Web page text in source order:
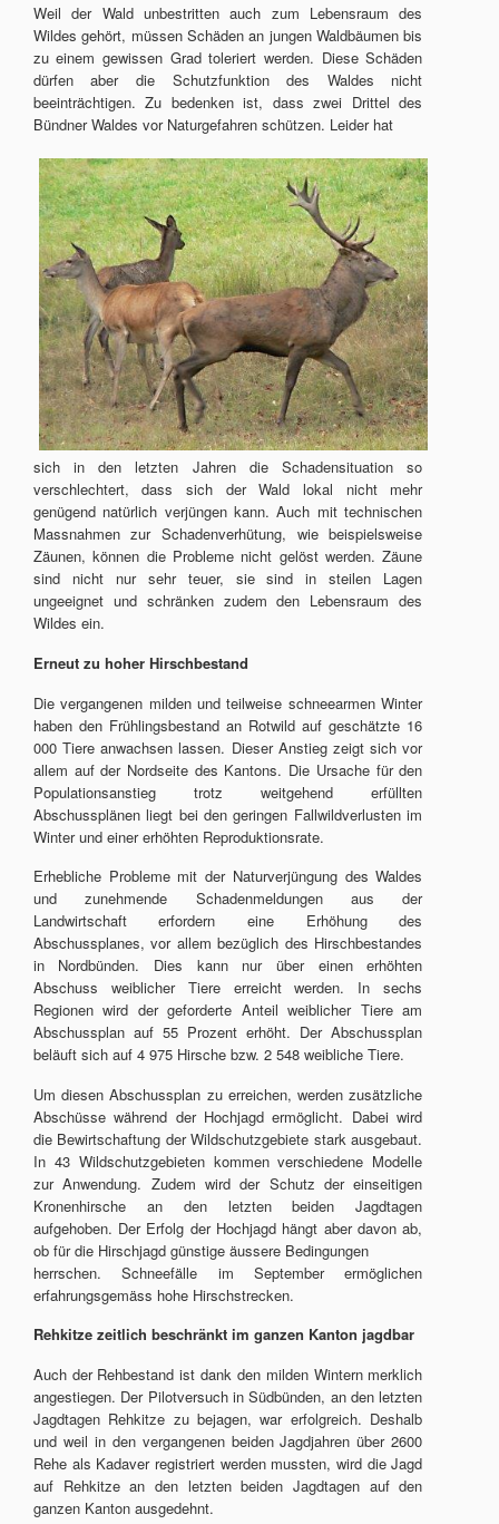
Weil der Wald unbestritten auch zum Lebensraum des
Wildes gehört, müssen Schäden an jungen Waldbäumen bis
zu einem gewissen Grad toleriert werden. Diese Schäden
dürfen aber die Schutzfunktion des Waldes nicht
beeinträchtigen. Zu bedenken ist, dass zwei Drittel des
Bündner Waldes vor Naturgefahren schützen. Leider hat
sich in den letzten Jahren die Schadensituation so
verschlechtert, dass sich der Wald lokal nicht mehr
genügend natürlich verjüngen kann. Auch mit technischen
Massnahmen zur Schadenverhütung, wie beispielsweise
Zäunen, können die Probleme nicht gelöst werden. Zäune
sind nicht nur sehr teuer, sie sind in steilen Lagen
ungeeignet und schränken zudem den Lebensraum des
Wildes ein.
Erneut zu hoher Hirschbestand
Die vergangenen milden und teilweise schneearmen Winter
haben den Frühlingsbestand an Rotwild auf geschätzte 16
000 Tiere anwachsen lassen. Dieser Anstieg zeigt sich vor
allem auf der Nordseite des Kantons. Die Ursache für den
Populationsanstieg trotz weitgehend erfüllten
Abschussplänen liegt bei den geringen Fallwildverlusten im
Winter und einer erhöhten Reproduktionsrate.
Erhebliche Probleme mit der Naturverjüngung des Waldes
und zunehmende Schadenmeldungen aus der
Landwirtschaft erfordern eine Erhöhung des
Abschussplanes, vor allem bezüglich des Hirschbestandes
in Nordbünden. Dies kann nur über einen erhöhten
Abschuss weiblicher Tiere erreicht werden. In sechs
Regionen wird der geforderte Anteil weiblicher Tiere am
Abschussplan auf 55 Prozent erhöht. Der Abschussplan
beläuft sich auf 4 975 Hirsche bzw. 2 548 weibliche Tiere.
Um diesen Abschussplan zu erreichen, werden zusätzliche
Abschüsse während der Hochjagd ermöglicht. Dabei wird
die Bewirtschaftung der Wildschutzgebiete stark ausgebaut.
In 43 Wildschutzgebieten kommen verschiedene Modelle
zur Anwendung. Zudem wird der Schutz der einseitigen
Kronenhirsche an den letzten beiden Jagdtagen
aufgehoben. Der Erfolg der Hochjagd hängt aber davon ab,
ob für die Hirschjagd günstige äussere Bedingungen
herrschen. Schneefälle im September ermöglichen
erfahrungsgemäss hohe Hirschstrecken.
Rehkitze zeitlich beschränkt im ganzen Kanton jagdbar
Auch der Rehbestand ist dank den milden Wintern merklich
angestiegen. Der Pilotversuch in Südbünden, an den letzten
Jagdtagen Rehkitze zu bejagen, war erfolgreich. Deshalb
und weil in den vergangenen beiden Jagdjahren über 2600
Rehe als Kadaver registriert werden mussten, wird die Jagd
auf Rehkitze an den letzten beiden Jagdtagen auf den
ganzen Kanton ausgedehnt.